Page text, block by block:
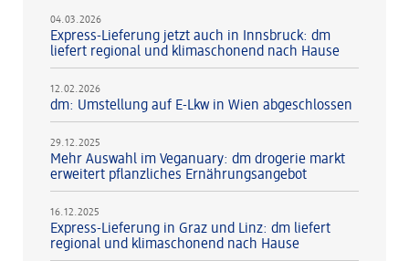
04.03.2026
Express-Lieferung jetzt auch in Innsbruck: dm
liefert regional und klimaschonend nach Hause
12.02.2026
dm: Umstellung auf E-Lkw in Wien abgeschlossen
29.12.2025
Mehr Auswahl im Veganuary: dm drogerie markt
erweitert pflanzliches Ernährungsangebot
16.12.2025
Express-Lieferung in Graz und Linz: dm liefert
regional und klimaschonend nach Hause